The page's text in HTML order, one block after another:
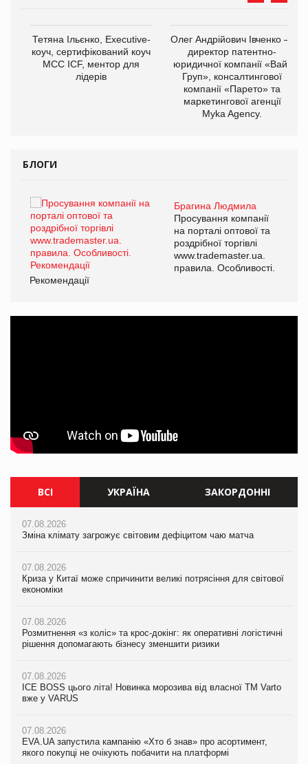
Тетяна Ільєнко, Executive-
коуч, сертифікований коуч
МСС ICF, ментор для
лідерів
Олег Андрійович Івченко —
директор патентно-
юридичної компанії «Вайз
Груп», консалтингової
компанії «Парето» та
маркетингової агенції
Myka Agency.
БЛОГИ
Брагина Людмила
Просування компанії
на порталі оптової та
роздрібної торгівлі
www.trademaster.ua.
правила. Особливості.
Рекомендації
ВСІ УКРАЇНА ЗАКОРДОННІ
07.08.2026
Зміна клімату загрожує світовим дефіцитом чаю матча
07.08.2026
Криза у Китаї може спричинити великі потрясіння для світової
економіки
07.08.2026
Розмитнення «з коліс» та крос-докінг: як оперативні логістичні
рішення допомагають бізнесу зменшити ризики
07.08.2026
ICE BOSS цього літа! Новинка морозива від власної ТМ Varto
вже у VARUS
07.08.2026
EVA.UA запустила кампанію «Хто б знав» про асортимент,
якого покупці не очікують побачити на платформі
07.08.2026
Зміна клімату загрожує світовим дефіцитом чаю матча
07.08.2026
Криза у Китаї може спричинити великі потрясіння для світової
економіки
07.08.2026
Kraft Heinz скоротила збиток у першому півріччі
Продажі Hugo Boss впали на 9%
07.08.2026
Зміна клімату загрожує світовим дефіцитом чаю матча
07.08.2026
Криза у Китаї може спричинити великі потрясіння для світової
економіки
07.08.2026
Kraft Heinz скоротила збиток у першому півріччі
Продажі Hugo Boss впали на 9%